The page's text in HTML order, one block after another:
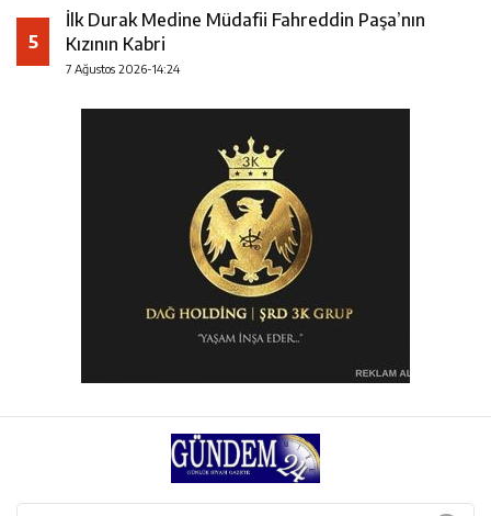
5
İlk Durak Medine Müdafii Fahreddin Paşa’nın
Kızının Kabri
7 Ağustos 2026-14:24